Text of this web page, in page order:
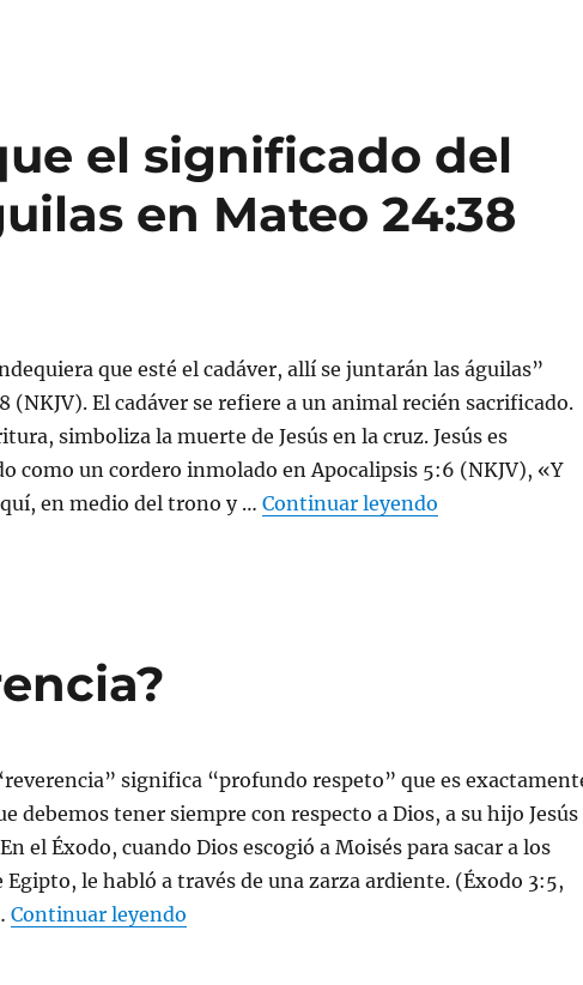
el significado del
en Mateo 24:38
que esté el cadáver, allí se juntarán las águilas”
(NKJV). El cadáver se refiere a un animal recién sacrificado.
simboliza la muerte de Jesús en la cruz. Jesús es
como un cordero inmolado en Apocalipsis 5:6 (NKJV), «Y
en medio del trono y … Continuar leyendo«Por favor,
significa “profundo respeto” que es
debemos tener siempre con respecto a Dios, a su hijo Jesús
el Éxodo, cuando Dios escogió a Moisés para sacar a los
Egipto, le habló a través de una zarza ardiente. (Éxodo 3:5,
Continuar leyendo«¿Qué es la reverencia?»